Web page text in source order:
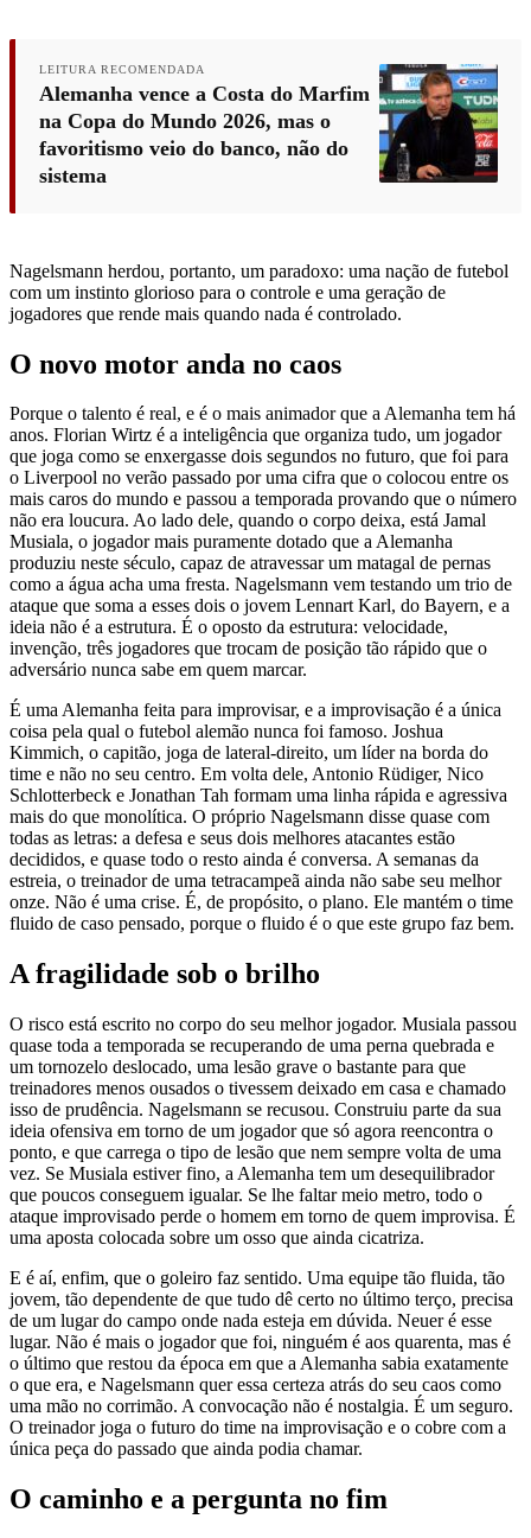
LEITURA RECOMENDADA
Alemanha vence a Costa do Marfim
na Copa do Mundo 2026, mas o
favoritismo veio do banco, não do
sistema
Nagelsmann herdou, portanto, um paradoxo: uma nação de futebol
com um instinto glorioso para o controle e uma geração de
jogadores que rende mais quando nada é controlado.
O novo motor anda no caos
Porque o talento é real, e é o mais animador que a Alemanha tem há
anos. Florian Wirtz é a inteligência que organiza tudo, um jogador
que joga como se enxergasse dois segundos no futuro, que foi para
o Liverpool no verão passado por uma cifra que o colocou entre os
mais caros do mundo e passou a temporada provando que o número
não era loucura. Ao lado dele, quando o corpo deixa, está Jamal
Musiala, o jogador mais puramente dotado que a Alemanha
produziu neste século, capaz de atravessar um matagal de pernas
como a água acha uma fresta. Nagelsmann vem testando um trio de
ataque que soma a esses dois o jovem Lennart Karl, do Bayern, e a
ideia não é a estrutura. É o oposto da estrutura: velocidade,
invenção, três jogadores que trocam de posição tão rápido que o
adversário nunca sabe em quem marcar.
É uma Alemanha feita para improvisar, e a improvisação é a única
coisa pela qual o futebol alemão nunca foi famoso. Joshua
Kimmich, o capitão, joga de lateral-direito, um líder na borda do
time e não no seu centro. Em volta dele, Antonio Rüdiger, Nico
Schlotterbeck e Jonathan Tah formam uma linha rápida e agressiva
mais do que monolítica. O próprio Nagelsmann disse quase com
todas as letras: a defesa e seus dois melhores atacantes estão
decididos, e quase todo o resto ainda é conversa. A semanas da
estreia, o treinador de uma tetracampeã ainda não sabe seu melhor
onze. Não é uma crise. É, de propósito, o plano. Ele mantém o time
fluido de caso pensado, porque o fluido é o que este grupo faz bem.
A fragilidade sob o brilho
O risco está escrito no corpo do seu melhor jogador. Musiala passou
quase toda a temporada se recuperando de uma perna quebrada e
um tornozelo deslocado, uma lesão grave o bastante para que
treinadores menos ousados o tivessem deixado em casa e chamado
isso de prudência. Nagelsmann se recusou. Construiu parte da sua
ideia ofensiva em torno de um jogador que só agora reencontra o
ponto, e que carrega o tipo de lesão que nem sempre volta de uma
vez. Se Musiala estiver fino, a Alemanha tem um desequilibrador
que poucos conseguem igualar. Se lhe faltar meio metro, todo o
ataque improvisado perde o homem em torno de quem improvisa. É
uma aposta colocada sobre um osso que ainda cicatriza.
E é aí, enfim, que o goleiro faz sentido. Uma equipe tão fluida, tão
jovem, tão dependente de que tudo dê certo no último terço, precisa
de um lugar do campo onde nada esteja em dúvida. Neuer é esse
lugar. Não é mais o jogador que foi, ninguém é aos quarenta, mas é
o último que restou da época em que a Alemanha sabia exatamente
o que era, e Nagelsmann quer essa certeza atrás do seu caos como
uma mão no corrimão. A convocação não é nostalgia. É um seguro.
O treinador joga o futuro do time na improvisação e o cobre com a
única peça do passado que ainda podia chamar.
O caminho e a pergunta no fim